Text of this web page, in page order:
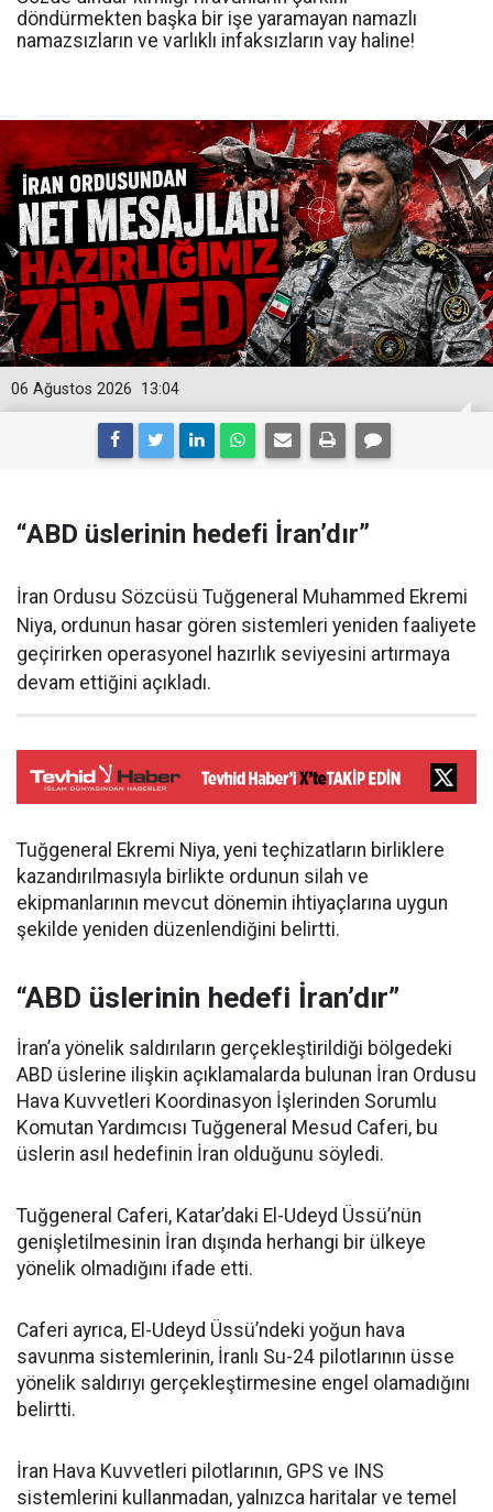
döndürmekten başka bir işe yaramayan namazlı
namazsızların ve varlıklı infaksızların vay haline!
13:04
06 Ağustos 2026
“ABD üslerinin hedefi İran’dır”
İran Ordusu Sözcüsü Tuğgeneral Muhammed Ekremi
Niya, ordunun hasar gören sistemleri yeniden faaliyete
geçirirken operasyonel hazırlık seviyesini artırmaya
devam ettiğini açıkladı.
Tuğgeneral Ekremi Niya, yeni teçhizatların birliklere
kazandırılmasıyla birlikte ordunun silah ve
ekipmanlarının mevcut dönemin ihtiyaçlarına uygun
şekilde yeniden düzenlendiğini belirtti.
“ABD üslerinin hedefi İran’dır”
İran’a yönelik saldırıların gerçekleştirildiği bölgedeki
ABD üslerine ilişkin açıklamalarda bulunan İran Ordusu
Hava Kuvvetleri Koordinasyon İşlerinden Sorumlu
Komutan Yardımcısı Tuğgeneral Mesud Caferi, bu
üslerin asıl hedefinin İran olduğunu söyledi.
Tuğgeneral Caferi, Katar’daki El-Udeyd Üssü’nün
genişletilmesinin İran dışında herhangi bir ülkeye
yönelik olmadığını ifade etti.
Caferi ayrıca, El-Udeyd Üssü’ndeki yoğun hava
savunma sistemlerinin, İranlı Su-24 pilotlarının üsse
yönelik saldırıyı gerçekleştirmesine engel olamadığını
belirtti.
İran Hava Kuvvetleri pilotlarının, GPS ve INS
sistemlerini kullanmadan, yalnızca haritalar ve temel